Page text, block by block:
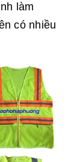
làm
có nhiều